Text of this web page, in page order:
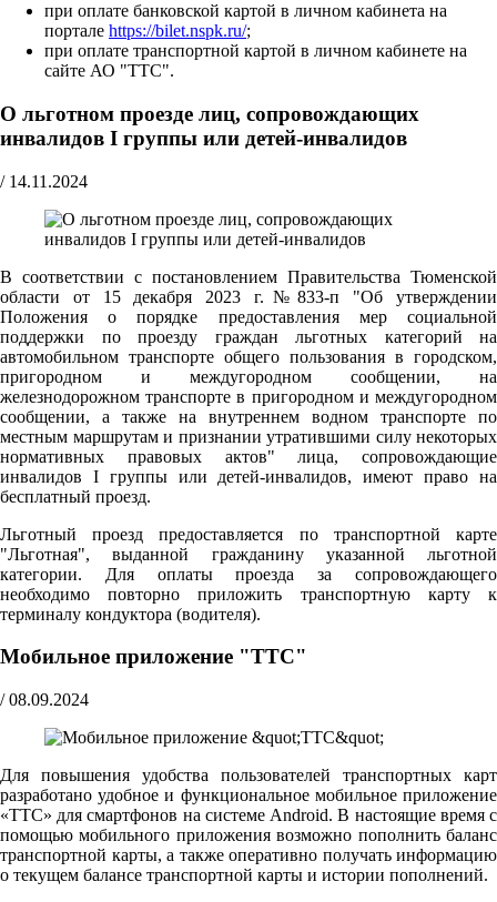
при оплате банковской картой в личном кабинета на
портале https://bilet.nspk.ru/;
при оплате транспортной картой в личном кабинете на
сайте АО "ТТС".
О льготном проезде лиц, сопровождающих
инвалидов I группы или детей-инвалидов
/ 14.11.2024
В соответствии с постановлением Правительства Тюменской
области от 15 декабря 2023 г.№833-п "Об утверждении
Положения о порядке предоставления мер социальной
поддержки по проезду граждан льготных категорий на
автомобильном транспорте общего пользования в городском,
пригородном и междугородном сообщении, на
железнодорожном транспорте в пригородном и междугородном
сообщении, а также на внутреннем водном транспорте по
местным маршрутам и признании утратившими силу некоторых
нормативных правовых актов" лица, сопровождающие
инвалидов I группы или детей-инвалидов, имеют право на
бесплатный проезд.
Льготный проезд предоставляется по транспортной карте
"Льготная", выданной гражданину указанной льготной
категории. Для оплаты проезда за сопровождающего
необходимо повторно приложить транспортную карту к
терминалу кондуктора (водителя).
Мобильное приложение "ТТС"
/ 08.09.2024
Для повышения удобства пользователей транспортных карт
разработано удобное и функциональное мобильное приложение
«ТТС» для смартфонов на системе Android. В настоящие время с
помощью мобильного приложения возможно пополнить баланс
транспортной карты, а также оперативно получать информацию
о текущем балансе транспортной карты и истории пополнений.